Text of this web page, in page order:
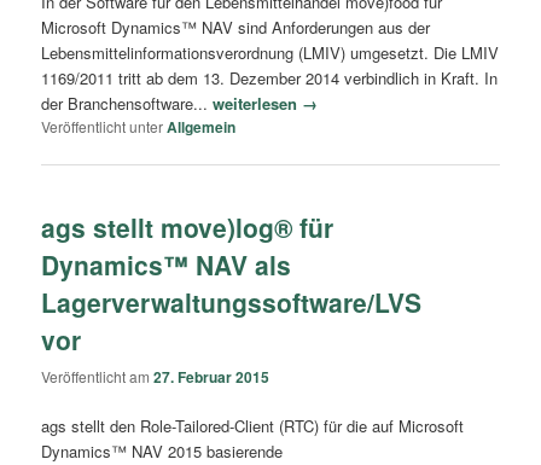
Microsoft Dynamics™ NAV sind Anforderungen aus der
Lebensmittelinformationsverordnung (LMIV) umgesetzt. Die LMIV
1169/2011 tritt ab dem 13. Dezember 2014 verbindlich in Kraft. In
der Branchensoftware...weiterlesen →
Veröffentlicht unterAllgemein
ags stellt move)log® für
Dynamics™ NAV als
Lagerverwaltungssoftware/LVS
vor
Veröffentlicht am27. Februar 2015
ags stellt den Role-Tailored-Client (RTC) für die auf Microsoft
Dynamics™ NAV 2015 basierende